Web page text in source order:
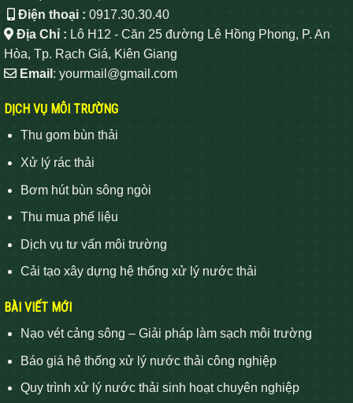
Điện thoại : 0917.30.30.40
Địa Chỉ : Lô H12 - Căn 25 đường Lê Hồng Phong, P. An
Hòa, Tp. Rạch Giá, Kiên Giang
Email : yourmail@gmail.com
DỊCH VỤ MÔI TRƯỜNG
Thu gom bùn thải
Xử lý rác thải
Bơm hút bùn sông ngòi
Thu mua phế liệu
Dịch vụ tư vấn môi trường
Cải tạo xây dựng hệ thống xử lý nước thải
BÀI VIẾT MỚI
Nạo vét cảng sông – Giải pháp làm sạch môi trường
Báo giá hệ thống xử lý nước thải công nghiệp
Quy trình xử lý nước thải sinh hoạt chuyên nghiệp